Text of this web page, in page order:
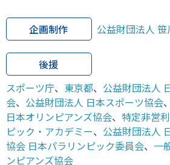
企画制作 公益財団法人
後援
スポーツ庁、 東京都、 公益財団法人
会、 公益財団法人 日本スポーツ協会、
日本オリンピアンズ協会、 特定非営
ピック・アカデミー、 公益財団法人
協会 日本パラリンピック委員会、 一
ンピアンズ協会